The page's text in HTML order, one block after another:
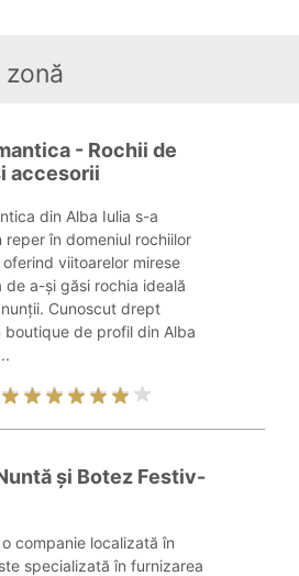
- Rochii de
accesorii
din Alba Iulia s-a
reper în domeniul rochiilor
viitoarelor mirese
de a-și găsi rochia ideală
Cunoscut drept
boutique de profil din Alba
și Botez Festiv-
o companie localizată în
specializată în furnizarea